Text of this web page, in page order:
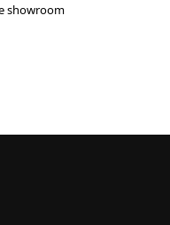
showroom